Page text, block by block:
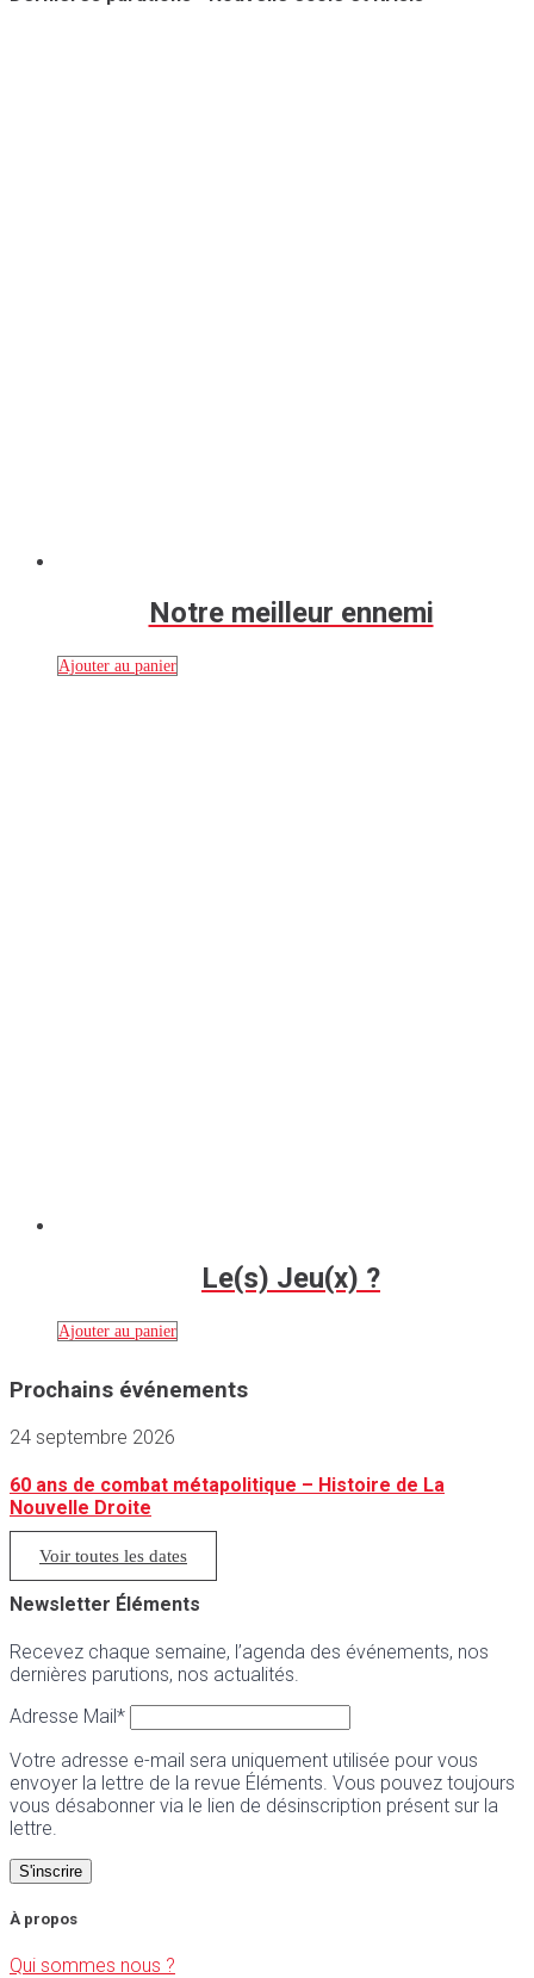
Notre meilleur ennemi
Ajouter au panier
Le(s) Jeu(x) ?
Ajouter au panier
Prochains événements
24 septembre 2026
60 ans de combat métapolitique – Histoire de La
Nouvelle Droite
Voir toutes les dates
Newsletter Éléments
Recevez chaque semaine, l’agenda des événements, nos
dernières parutions, nos actualités.
Adresse Mail*
Votre adresse e-mail sera uniquement utilisée pour vous
envoyer la lettre de la revue Éléments. Vous pouvez toujours
vous désabonner via le lien de désinscription présent sur la
lettre.
À propos
Qui sommes nous ?